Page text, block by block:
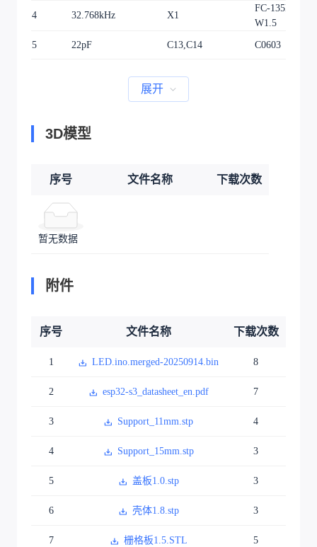
4 32.768kHz X1
FC-
W1.5
5 22pF C13,C14 C0603
展开
3D模型
序号 文件名称 下载次数
暂无数据
附件
序号 文件名称 下载次数
1 LED.ino.merged-20250914.bin 8
2 esp32-s3_datasheet_en.pdf 7
3 Support_11mm.stp 4
4 Support_15mm.stp 3
5 盖板1.0.stp 3
6 壳体1.8.stp 3
7 栅格板1.5.STL 5